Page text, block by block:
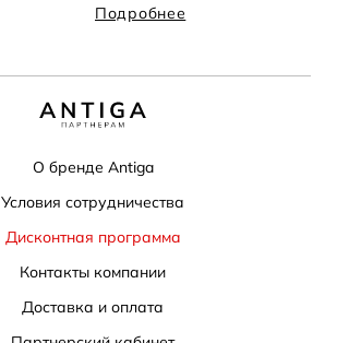
Подробнее
О бренде Antiga
Условия сотрудничества
Дисконтная программа
Контакты компании
Доставка и оплата